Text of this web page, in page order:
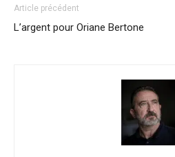
Article précédent
L’argent pour Oriane Bertone